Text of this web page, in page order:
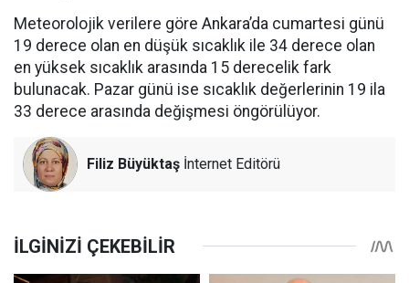
Meteorolojik verilere göre Ankara’da cumartesi günü
19 derece olan en düşük sıcaklık ile 34 derece olan
en yüksek sıcaklık arasında 15 derecelik fark
bulunacak. Pazar günü ise sıcaklık değerlerinin 19 ila
33 derece arasında değişmesi öngörülüyor.
Filiz Büyüktaş İnternet Editörü